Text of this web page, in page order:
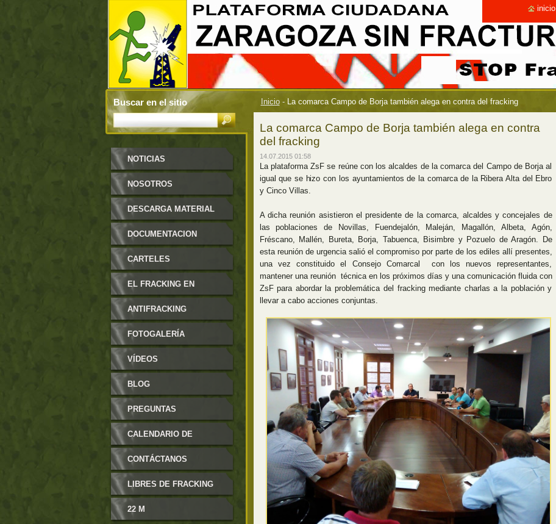
Inicio - La comarca Campo de Borja también alega en contra del fracking
La comarca Campo de Borja también alega en contra
del fracking
14.07.2015 01:58
La plataforma ZsF se reúne con los alcaldes de la comarca del Campo de Borja al
igual que se hizo con los ayuntamientos de la comarca de la Ribera Alta del Ebro
y Cinco Villas.
A dicha reunión asistieron el presidente de la comarca, alcaldes y concejales de
las poblaciones de Novillas, Fuendejalón, Maleján, Magallón, Albeta, Agón,
Fréscano, Mallén, Bureta, Borja, Tabuenca, Bisimbre y Pozuelo de Aragón. De
esta reunión de urgencia salió el compromiso por parte de los ediles allí presentes,
una vez constituido el Consejo Comarcal con los nuevos representantes,
mantener una reunión técnica en los próximos días y una comunicación fluida con
ZsF para abordar la problemática del fracking mediante charlas a la población y
llevar a cabo acciones conjuntas.
NOTICIAS
NOSOTROS
DESCARGA MATERIAL
DOCUMENTACION
CARTELES
MODIFICABLES
EL FRACKING EN
ARAGÓN
ANTIFRACKING
FOTOGALERÍA
VÍDEOS
BLOG
PREGUNTAS
FRECUENTES
CALENDARIO DE
EVENTOS
CONTÁCTANOS
LIBRES DE FRACKING
22 M
Buscar en el sitio
inicio